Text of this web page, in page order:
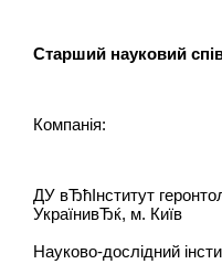
Старший науковий
Компанія:
ДУ вЂћІнститут
УкраїнивЂќ, м. Київ
Науково-дослідний